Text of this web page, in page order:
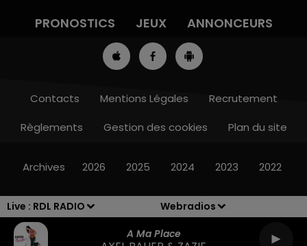
Live : RDL RADIO
Webradios
A Ma Place
13h00 - 16h00
PRONOSTICS
JEUX ANNONCEURS
Contacts Mentions Légales
Recrutement
Règlements
Gestion des cookies Plan du site
Archives 2026 2025 2024 2023 2022